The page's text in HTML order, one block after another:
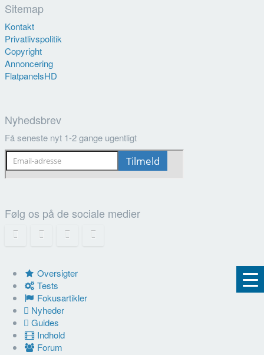
Sitemap
Kontakt
Privatlivspolitik
Copyright
Annoncering
FlatpanelsHD
Nyhedsbrev
Få seneste nyt 1-2 gange ugentligt
Følg os på de sociale medier
Oversigter
Tests
Fokusartikler
Nyheder
Guides
Indhold
Forum